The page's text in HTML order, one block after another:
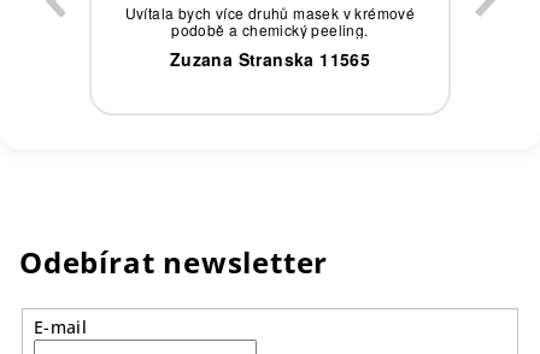
Uvítala bych více druhů masek v krémové
podobě a chemický peeling.
Zuzana Stranska 11565
Odebírat newsletter
E-mail